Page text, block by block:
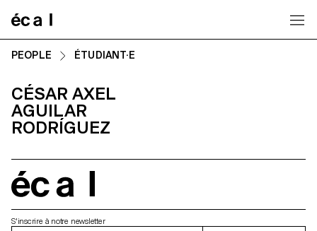
PEOPLE ÉTUDIANT·E
CÉSAR AXEL
AGUILAR
RODRÍGUEZ
S'inscrire à notre newsletter